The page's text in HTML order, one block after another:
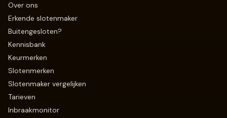
Over ons
Erkende slotenmaker
Buitengesloten?
Kennisbank
Keurmerken
Slotenmerken
Slotenmaker vergelijken
Tarieven
Inbraakmonitor